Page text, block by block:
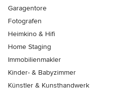
Garagentore
Fotografen
Heimkino & Hifi
Home Staging
Immobilienmakler
Kinder- & Babyzimmer
Künstler & Kunsthandwerk